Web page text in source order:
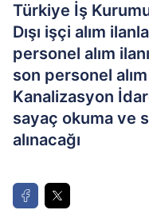
Türkiye İş
Dışı işçi alım
personel alım
son personel
Kanalizasyon
sayaç okuma ve
alınacağı